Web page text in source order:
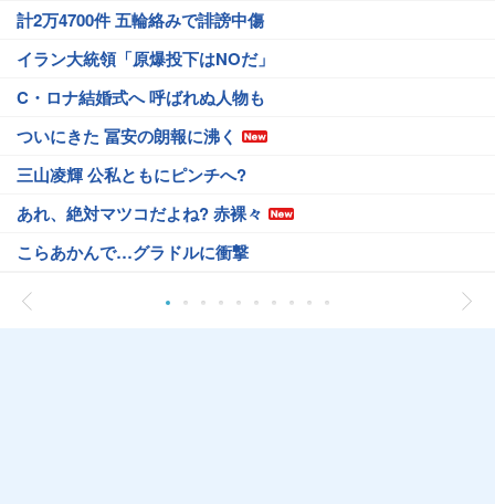
計2万4700件 五輪絡みで誹謗中傷
イラン大統領「原爆投下はNOだ」
C・ロナ結婚式へ 呼ばれぬ人物も
ついにきた 冨安の朗報に沸く
三山凌輝 公私ともにピンチへ?
あれ、絶対マツコだよね? 赤裸々
こらあかんで…グラドルに衝撃